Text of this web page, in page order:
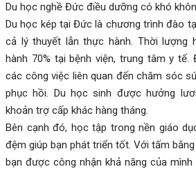
Du học nghề Đức điều dưỡng có khó
Du học kép tại Đức là chương trình đào
cả lý thuyết lẫn thực hành. Thời lượng
hành 70% tại bệnh viện, trung tâm y
các công việc liên quan đến chăm sóc
phục hồi. Du học sinh được hưởng
khoản trợ cấp khác hàng tháng.
Bên cạnh đó, học tập trong nền giáo
đệm giúp bạn phát triển tốt. Với tấm
bạn được công nhận khả năng của